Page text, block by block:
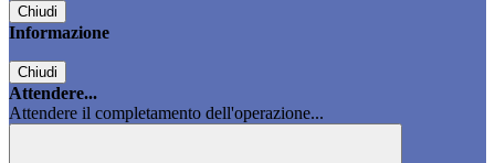
Chiudi
Informazione
Chiudi
Attendere...
Attendere il completamento dell'operazione...